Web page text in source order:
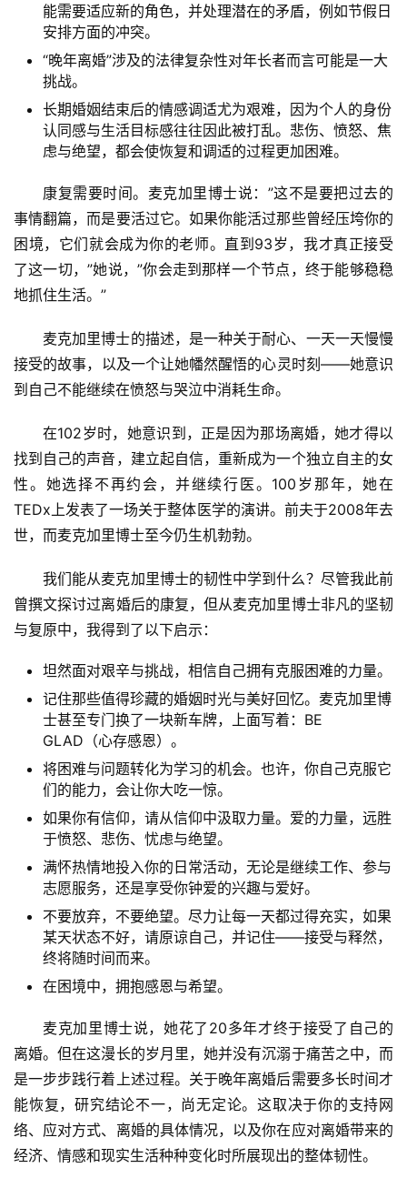
能需要适应新的角色，并处理潜在的矛盾，例如节假日
安排方面的冲突。
“晚年离婚”涉及的法律复杂性对年长者而言可能是一大
挑战。
长期婚姻结束后的情感调适尤为艰难，因为个人的身份
认同感与生活目标感往往因此被打乱。悲伤、愤怒、焦
虑与绝望，都会使恢复和调适的过程更加困难。
康复需要时间。麦克加里博士说：”这不是要把过去的
事情翻篇，而是要活过它。如果你能活过那些曾经压垮你的
困境，它们就会成为你的老师。直到93岁，我才真正接受
了这一切，”她说，”你会走到那样一个节点，终于能够稳稳
地抓住生活。”
麦克加里博士的描述，是一种关于耐心、一天一天慢慢
接受的故事，以及一个让她幡然醒悟的心灵时刻——她意识
到自己不能继续在愤怒与哭泣中消耗生命。
在102岁时，她意识到，正是因为那场离婚，她才得以
找到自己的声音，建立起自信，重新成为一个独立自主的女
性。她选择不再约会，并继续行医。100岁那年，她在
TEDx上发表了一场关于整体医学的演讲。前夫于2008年去
世，而麦克加里博士至今仍生机勃勃。
我们能从麦克加里博士的韧性中学到什么？尽管我此前
曾撰文探讨过离婚后的康复，但从麦克加里博士非凡的坚韧
与复原中，我得到了以下启示：
坦然面对艰辛与挑战，相信自己拥有克服困难的力量。
记住那些值得珍藏的婚姻时光与美好回忆。麦克加里博
士甚至专门换了一块新车牌，上面写着：BE
GLAD（心存感恩）。
将困难与问题转化为学习的机会。也许，你自己克服它
们的能力，会让你大吃一惊。
如果你有信仰，请从信仰中汲取力量。爱的力量，远胜
于愤怒、悲伤、忧虑与绝望。
满怀热情地投入你的日常活动，无论是继续工作、参与
志愿服务，还是享受你钟爱的兴趣与爱好。
不要放弃，不要绝望。尽力让每一天都过得充实，如果
某天状态不好，请原谅自己，并记住——接受与释然，
终将随时间而来。
在困境中，拥抱感恩与希望。
麦克加里博士说，她花了20多年才终于接受了自己的
离婚。但在这漫长的岁月里，她并没有沉溺于痛苦之中，而
是一步步践行着上述过程。关于晚年离婚后需要多长时间才
能恢复，研究结论不一，尚无定论。这取决于你的支持网
络、应对方式、离婚的具体情况，以及你在应对离婚带来的
经济、情感和现实生活种种变化时所展现出的整体韧性。